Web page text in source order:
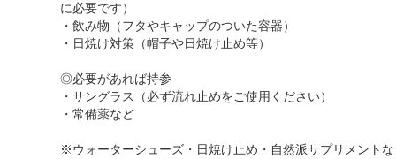
に必要です）
・飲み物（フタやキャップのついた容器）
・日焼け対策（帽子や日焼け止め等）
◎必要があれば持参
・サングラス（必ず流れ止めをご使用ください）
・常備薬など
※ウォーターシューズ・日焼け止め・自然派サプリメントな